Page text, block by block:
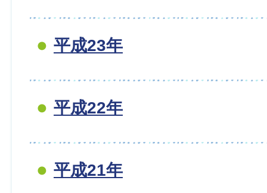
平成23年
平成22年
平成21年